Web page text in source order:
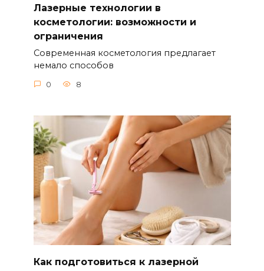
Лазерные технологии в
косметологии: возможности и
ограничения
Современная косметология предлагает
немало способов
0 8
Как подготовиться к лазерной